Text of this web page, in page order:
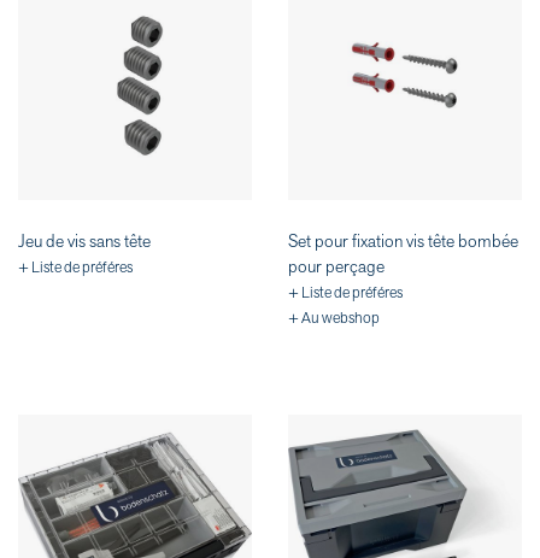
Jeu de vis sans tête
+ Liste de préféres
Set pour fixation vis tête bombée
pour perçage
+ Liste de préféres
+ Au webshop